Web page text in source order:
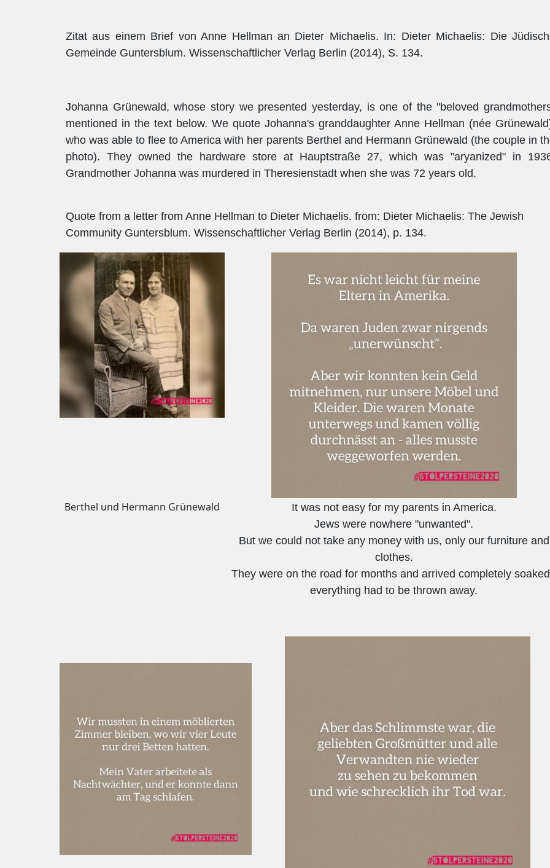
Zitat aus einem Brief von Anne Hellman an Dieter Michaelis. In: Dieter Michaelis: Die
Gemeinde Guntersblum. Wissenschaftlicher Verlag Berlin (2014), S. 134.
Johanna Grünewald, whose story we presented yesterday, is one of the "beloved
mentioned in the text below. We quote Johanna's granddaughter Anne Hellman (née
who was able to flee to America with her parents Berthel and Hermann Grünewald (the couple in
photo). They owned the hardware store at Hauptstraße 27, which was "aryanized" in
Grandmother Johanna was murdered in Theresienstadt when she was 72 years old.
Quote from a letter from Anne Hellman to Dieter Michaelis. from: Dieter Michaelis: The Jewish
Community Guntersblum. Wissenschaftlicher Verlag Berlin (2014), p. 134.
Berthel und Hermann Grünewald
It was not easy for my parents in America.
Jews were nowhere "unwanted".
But we could not take any money with us, only our furniture and
clothes.
They were on the road for months and arrived completely
everything had to be thrown away.